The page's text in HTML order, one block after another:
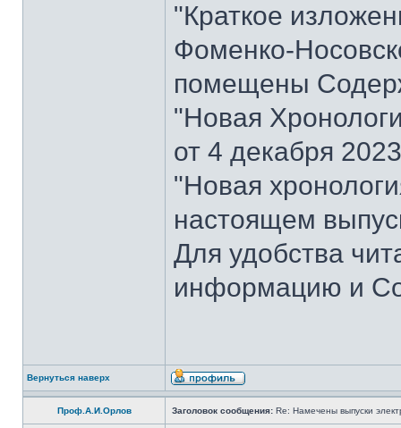
"Краткое
Фоменко-
помещены
"Новая
от 4 декабря
"Новая
настоящем
Для удобства
информацию и
Вернуться наверх
Проф.А.И.Орлов Заголовок сообщения: Re: Намечены выпуски